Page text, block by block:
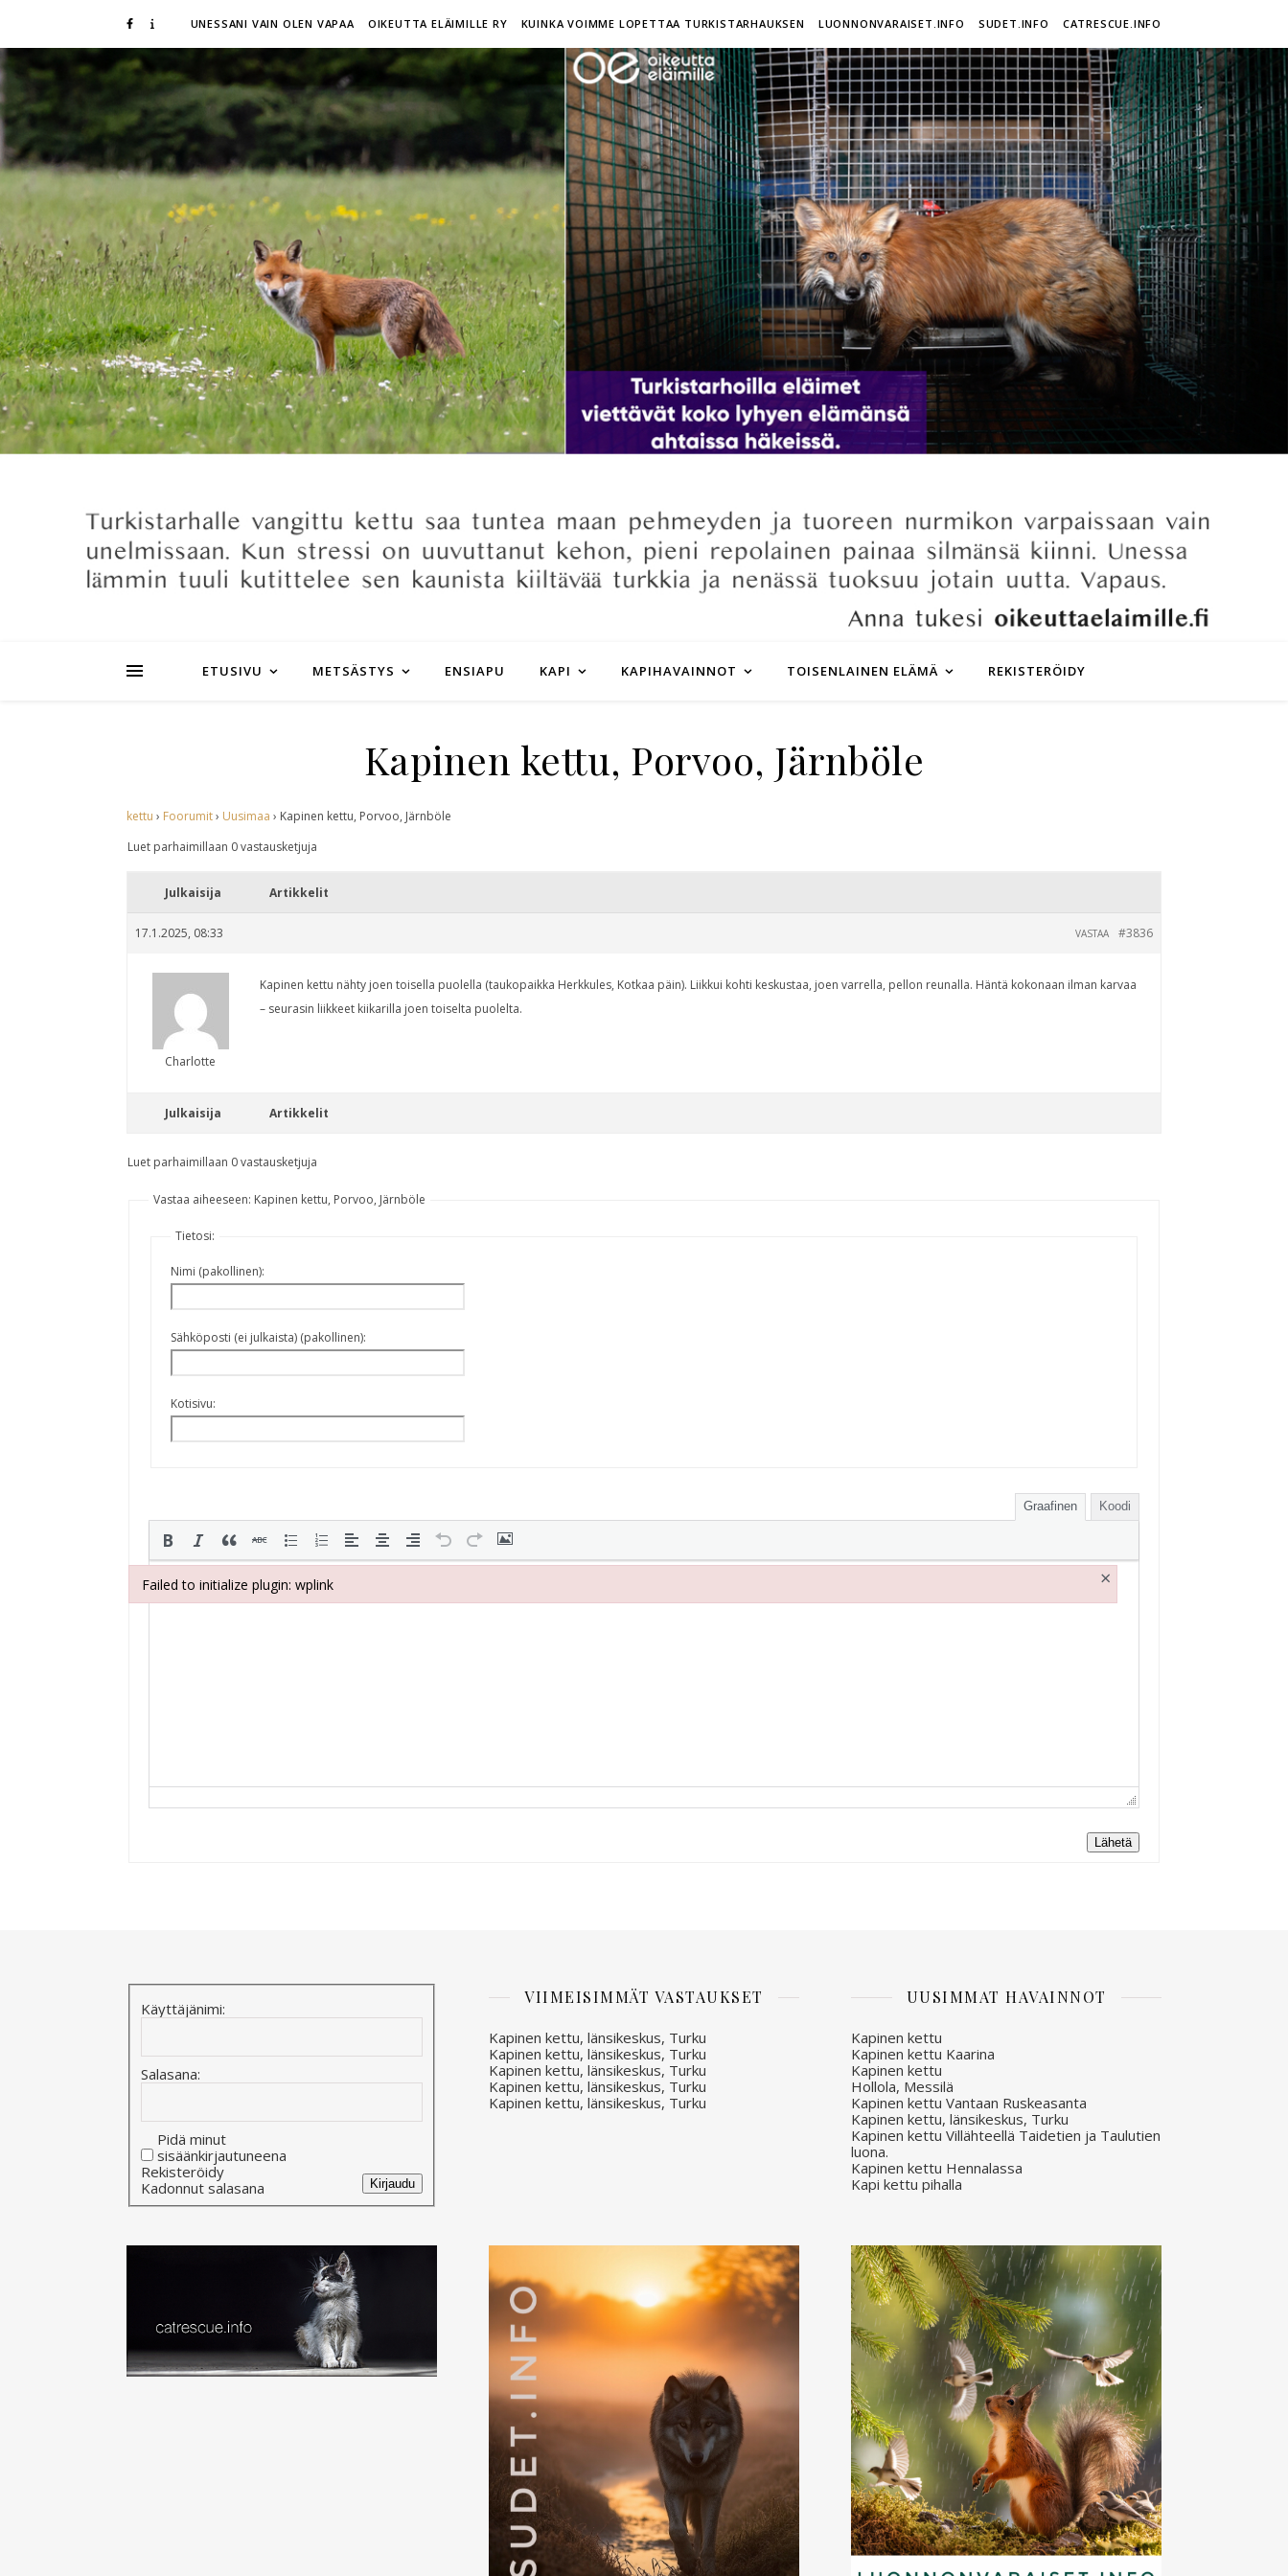
UNESSANI VAIN OLEN VAPAA OIKEUTTA ELÄIMILLE RY KUINKA VOIMME LOPETTAA TURKISTARHAUKSEN LUONNONVARAISET.INFO SUDET.INFO CATRESCUE.INFO
ETUSIVU METSÄSTYS ENSIAPU KAPI KAPIHAVAINNOT TOISENLAINEN ELÄMÄ REKISTERÖIDY
Kapinen kettu, Porvoo, Järnböle
kettu › Foorumit› Uusimaa › Kapinen kettu, Porvoo, Järnböle
Luet parhaimillaan 0 vastausketjuja
Julkaisija Artikkelit
17.1.2025, 08:33 #3836
VASTAA
Charlotte
Kapinen kettu nähty joen toisella puolella (taukopaikka Herkkules, Kotkaa päin). Liikkui kohti keskustaa, joen varrella, pellon reunalla. Häntä kokonaan ilman karvaa
– seurasin liikkeet kiikarilla joen toiselta puolelta.
Julkaisija Artikkelit
Luet parhaimillaan 0 vastausketjuja
Vastaa aiheeseen: Kapinen kettu, Porvoo, Järnböle
Tietosi:
Nimi (pakollinen):
Sähköposti (ei julkaista) (pakollinen):
Kotisivu:
Graafinen Koodi
Lähetä
Käyttäjänimi:
Salasana:
Pidä minut
sisäänkirjautuneena
Alternative:
Kirjaudu
Rekisteröidy
Kadonnut salasana
VIIMEISIMMÄT VASTAUKSET
Kapinen kettu, länsikeskus, Turku
Kapinen kettu, länsikeskus, Turku
Kapinen kettu, länsikeskus, Turku
Kapinen kettu, länsikeskus, Turku
Kapinen kettu, länsikeskus, Turku
UUSIMMAT HAVAINNOT
Kapinen kettu
Kapinen kettu Kaarina
Kapinen kettu
Hollola, Messilä
Kapinen kettu Vantaan Ruskeasanta
Kapinen kettu, länsikeskus, Turku
Kapinen kettu Villähteellä Taidetien ja Taulutien
luona.
Kapinen kettu Hennalassa
Kapi kettu pihalla
Failed to initialize plugin: wplink ×
Failed to initialize plugin: wplink